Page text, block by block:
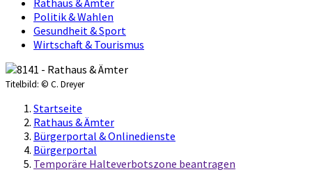
Rathaus & Ämter
Politik & Wahlen
Gesundheit & Sport
Wirtschaft & Tourismus
Titelbild: © C. Dreyer
Startseite
Rathaus & Ämter
Bürgerportal & Onlinedienste
Bürgerportal
Temporäre Halteverbotszone beantragen